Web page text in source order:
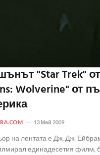
"Star Trek"
Wolverine" от
13 Май 2009
на лентата е Дж. Дж.
единадесетия филм,